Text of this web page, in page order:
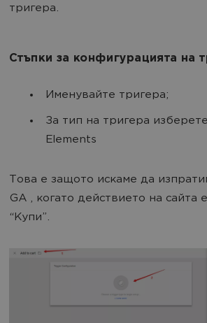
тригера.
Стъпки за конфигурацията на
Именувайте тригера;
За тип на тригера
Elements
Това е защото искаме да
GA , когато действието на сайта
“Купи”.